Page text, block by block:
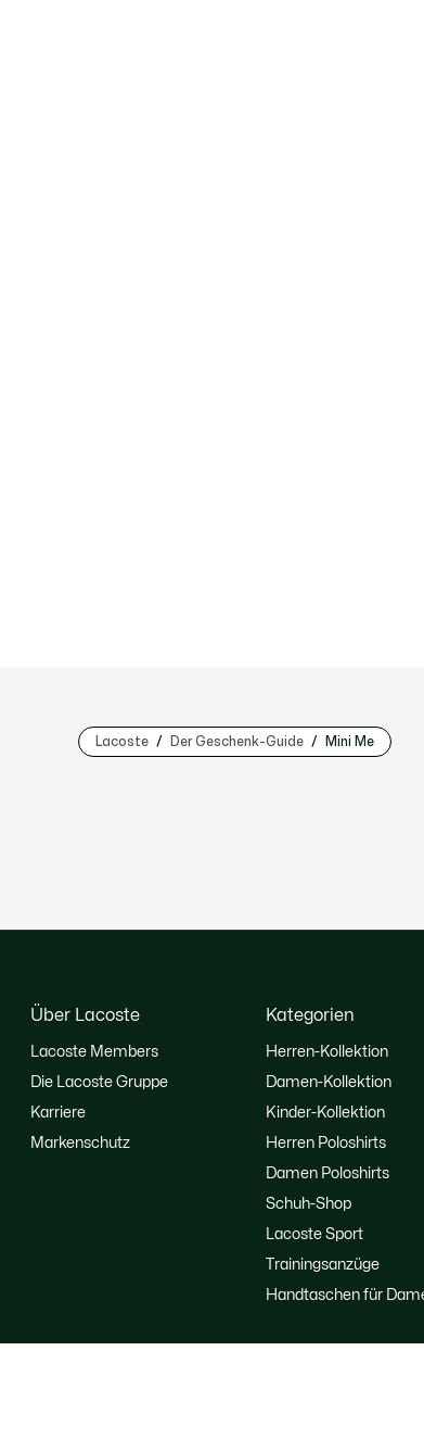
Lacoste Der Geschenk-Guide Mini Me
Über Lacoste
Lacoste Members
Die Lacoste Gruppe
Karriere
Markenschutz
Kategorien
Herren-Kollektion
Damen-Kollektion
Kinder-Kollektion
Herren Poloshirts
Damen Poloshirts
Schuh-Shop
Lacoste Sport
Trainingsanzüge
Handtaschen für